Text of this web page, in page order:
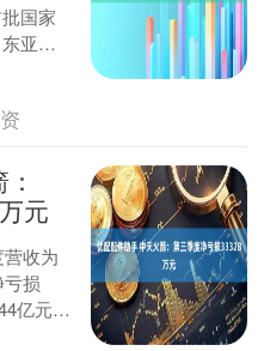
国家
亚文
——福
元
收为
损
亿元，